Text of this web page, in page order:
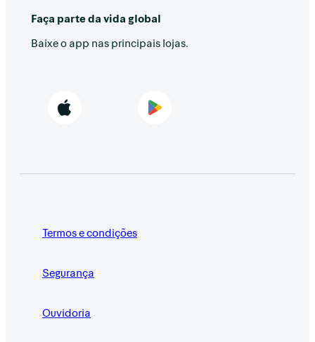
Faça parte da vida global
Baixe o app nas principais lojas.
Termos e condições
Segurança
Ouvidoria